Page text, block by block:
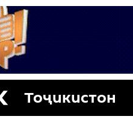
Тоҷикистон